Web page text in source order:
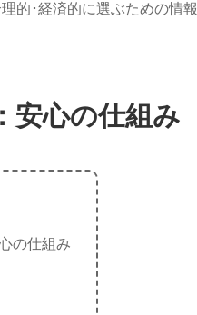
的･経済的に選ぶための情報
安心の仕組み
の仕組み